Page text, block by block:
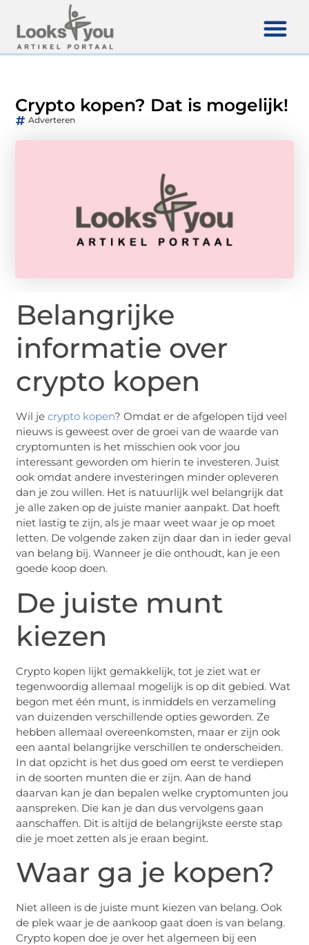
Crypto kopen? Dat is mogelijk!
Adverteren
Belangrijke
informatie over
crypto kopen
Wil jecrypto kopen? Omdat er de afgelopen tijd veel
nieuws is geweest over de groei van de waarde van
cryptomunten is het misschien ook voor jou
interessant geworden om hierin te investeren. Juist
ook omdat andere investeringen minder opleveren
dan je zou willen. Het is natuurlijk wel belangrijk dat
je alle zaken op de juiste manier aanpakt. Dat hoeft
niet lastig te zijn, als je maar weet waar je op moet
letten. De volgende zaken zijn daar dan in ieder geval
van belang bij. Wanneer je die onthoudt, kan je een
goede koop doen.
De juiste munt
kiezen
Crypto kopen lijkt gemakkelijk, tot je ziet wat er
tegenwoordig allemaal mogelijk is op dit gebied. Wat
begon met één munt, is inmiddels en verzameling
van duizenden verschillende opties geworden. Ze
hebben allemaal overeenkomsten, maar er zijn ook
een aantal belangrijke verschillen te onderscheiden.
In dat opzicht is het dus goed om eerst te verdiepen
in de soorten munten die er zijn. Aan de hand
daarvan kan je dan bepalen welke cryptomunten jou
aanspreken. Die kan je dan dus vervolgens gaan
aanschaffen. Dit is altijd de belangrijkste eerste stap
die je moet zetten als je eraan begint.
Waar ga je kopen?
Niet alleen is de juiste munt kiezen van belang. Ook
de plek waar je de aankoop gaat doen is van belang.
Crypto kopen doe je over het algemeen bij een